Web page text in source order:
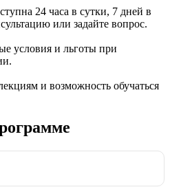
24 часа в сутки, 7 дней в
или задайте вопрос.
условия и льготы при
и возможность обучаться